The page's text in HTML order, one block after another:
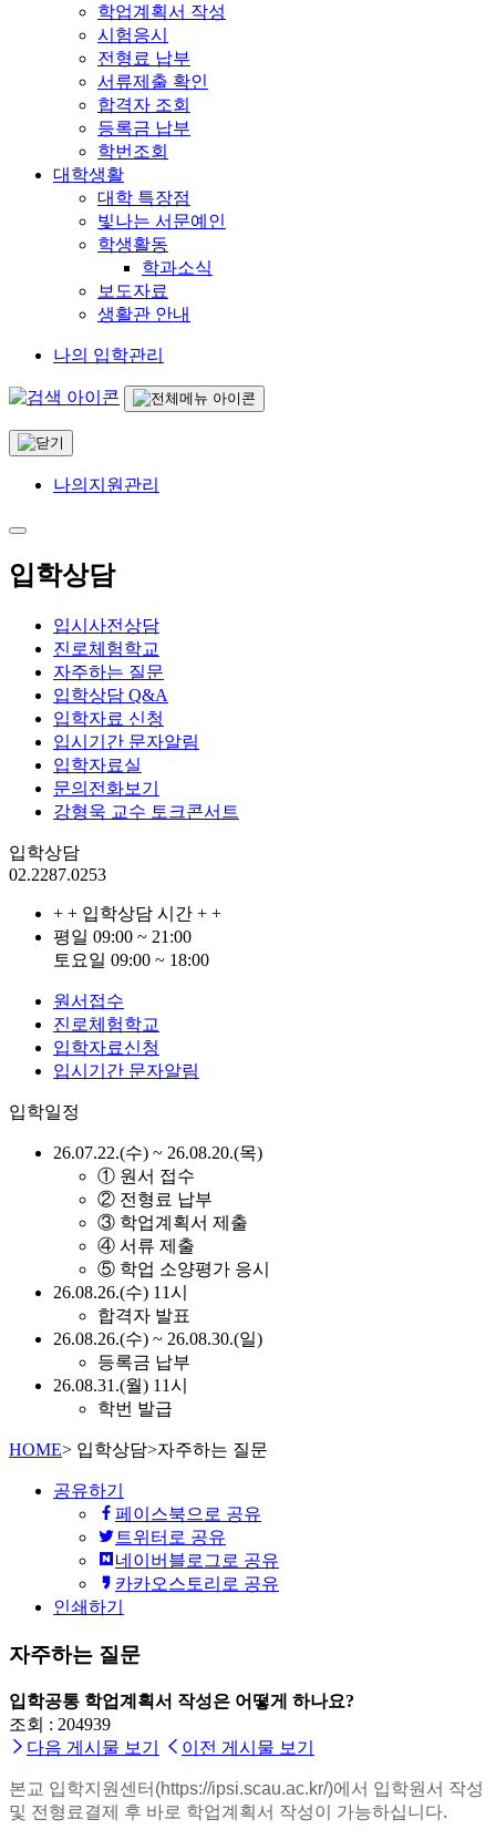
학업계획서 작성
시험응시
전형료 납부
서류제출 확인
합격자 조회
등록금 납부
학번조회
대학생활
대학 특장점
빛나는 서문예인
학생활동
학과소식
보도자료
생활관 안내
나의 입학관리
나의지원관리
입학상담
입시사전상담
진로체험학교
자주하는 질문
입학상담 Q&A
입학자료 신청
입시기간 문자알림
입학자료실
문의전화보기
강형욱 교수 토크콘서트
입학상담
02.2287.0253
+ + 입학상담 시간 + +
평일 09:00 ~ 21:00
토요일 09:00 ~ 18:00
원서접수
진로체험학교
입학자료신청
입시기간 문자알림
입학일정
26.07.22.(수) ~ 26.08.20.(목)
① 원서 접수
② 전형료 납부
③ 학업계획서 제출
④ 서류 제출
⑤ 학업 소양평가 응시
26.08.26.(수) 11시
합격자 발표
26.08.26.(수) ~ 26.08.30.(일)
등록금 납부
26.08.31.(월) 11시
학번 발급
HOME> 입학상담>자주하는 질문
공유하기
페이스북으로 공유
트위터로 공유
네이버블로그로 공유
카카오스토리로 공유
인쇄하기
자주하는 질문
입학공통 학업계획서 작성은 어떻게 하나요?
조회 : 204939
다음 게시물 보기
이전 게시물 보기
본교 입학지원센터 (https://ipsi.scau.ac.kr/)에서 입학원서 작성
및 전형료결제 후 바로 학업계획서 작성이 가능하십니다.